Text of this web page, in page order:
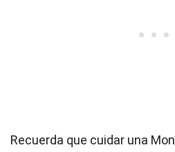
Recuerda que cuidar una